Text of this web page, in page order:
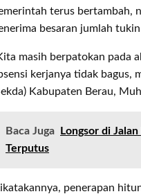
terus bertambah,
besaran jumlah
masih berpatokan pada
kerjanya tidak bagus,
Kabupaten Berau,
Baca Juga
Longsor di
Terputus
penerapan